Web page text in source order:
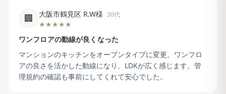
🏢 大阪市鶴見区 R.W様 30代
★★★★★
ワンフロアの動線が良くなった
マンションのキッチンをオープンタイプに変更。ワンフロ
アの良さを活かした動線になり、LDKが広く感じます。管
理規約の確認も事前にしてくれて安心でした。